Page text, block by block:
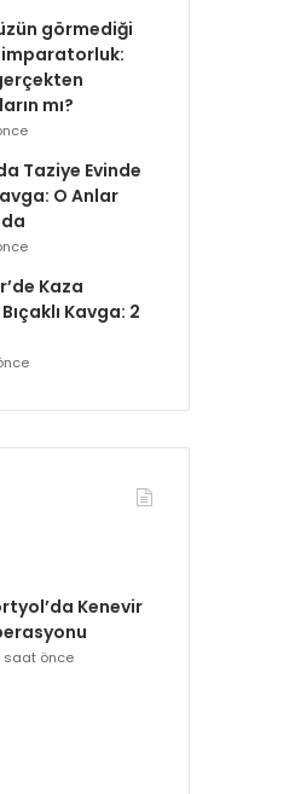
görmediği
mı?
Taziye Evinde
O Anlar
Kaza
Kavga: 2
Kenevir
saat önce